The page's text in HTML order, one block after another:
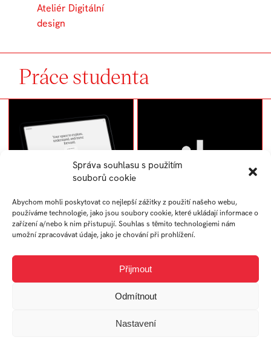
Správa souhlasu s použitím
souborů cookie
Abychom mohli poskytovat co nejlepší zážitky z použití našeho webu,
používáme technologie, jako jsou soubory cookie, které ukládají informace o
zařízení a/nebo k nim přistupují. Souhlas s těmito technologiemi nám
umožní zpracovávat údaje, jako je chování při prohlížení.
Přijmout
Odmítnout
Nastavení
Ateliér Digitální
design
Práce studenta
Interaktivní AI
Showreel – Matyas